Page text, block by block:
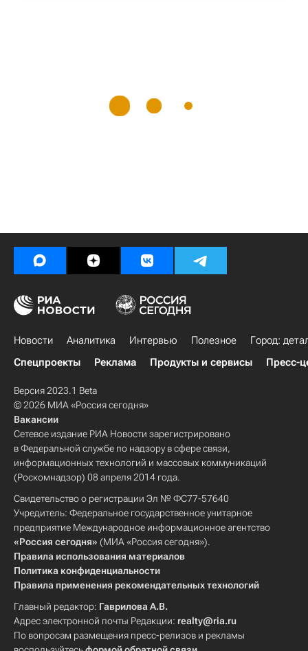
Новости Аналитика Интервью Полезное
Город:
Спецпроекты
Реклама Продукты и сервисы Пресс-
Версия 2023.1 Beta
© 2026 МИА «Россия сегодня»
Вакансии
Сетевое издание РИА Новости зарегистрировано
в Федеральной службе по надзору в сфере связи,
информационных технологий и массовых коммуникаций
(Роскомнадзор) 08 апреля 2014 года.
Свидетельство о регистрации Эл № ФС77-57640
Учредитель: Федеральное государственное унитарное
предприятие Международное информационное агентство
«Россия сегодня» (МИА «Россия сегодня»).
Правила использования материалов
Политика конфиденциальности
Правила применения рекомендательных технологий
Главный редактор: Гаврилова А.В.
Адрес электронной почты Редакции: realty@ria.ru
По вопросам размещения пресс-релизов и рекламы